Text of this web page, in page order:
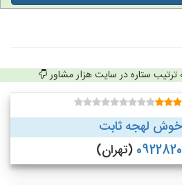
ترتیب ستاره در سایت هزار مشاور
خوش لهجه ثابت
(تهران)